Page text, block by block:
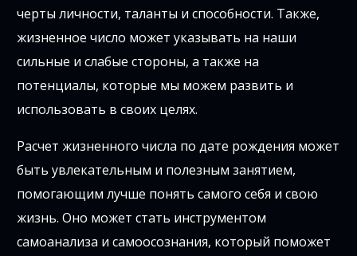
черты личности, таланты и способности. Также,
жизненное число может указывать на наши
сильные и слабые стороны, а также на
потенциалы, которые мы можем развить и
использовать в своих целях.
Расчет жизненного числа по дате рождения может
быть увлекательным и полезным занятием,
помогающим лучше понять самого себя и свою
жизнь. Оно может стать инструментом
самоанализа и самоосознания, который поможет